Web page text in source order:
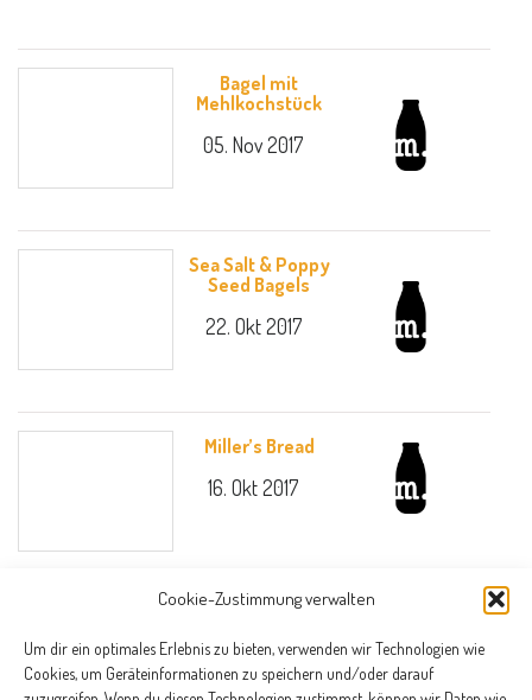
Cookie-Zustimmung verwalten
Um dir ein optimales Erlebnis zu bieten, verwenden wir Technologien wie
Cookies, um Geräteinformationen zu speichern und/oder darauf
Bagel mit
Mehlkochstück
05. Nov 2017
Sea Salt & Poppy
Seed Bagels
22. Okt 2017
Miller’s Bread
16. Okt 2017
Weitere Suchergebnisse werden geladen